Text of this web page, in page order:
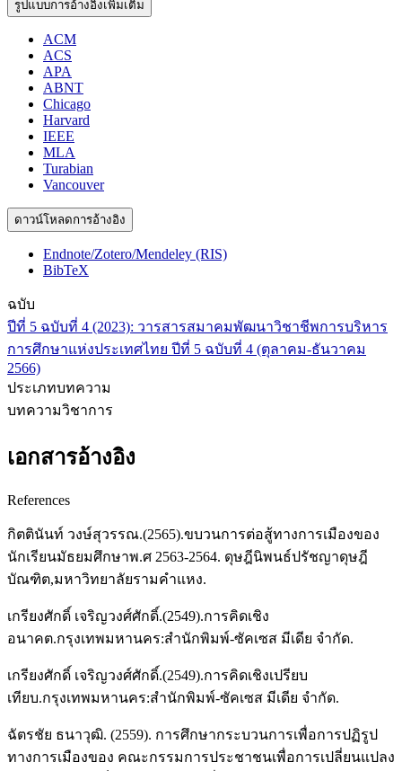
รูปแบบการอ้างอิงเพิ่มเติม
ACM
ACS
APA
ABNT
Chicago
Harvard
IEEE
MLA
Turabian
Vancouver
ดาวน์โหลดการอ้างอิง
Endnote/Zotero/Mendeley (RIS)
BibTeX
ฉบับ
ปีที่ 5 ฉบับที่ 4 (2023): วารสารสมาคมพัฒนาวิชาชีพการบริหาร
การศึกษาแห่งประเทศไทย ปีที่ 5 ฉบับที่ 4 (ตุลาคม-ธันวาคม
2566)
ประเภทบทความ
บทความวิชาการ
เอกสารอ้างอิง
References
กิตตินันท์ วงษ์สุวรรณ.(2565).ขบวนการต่อสู้ทางการเมืองของ
นักเรียนมัธยมศึกษาพ.ศ 2563-2564. ดุษฎีนิพนธ์ปรัชญาดุษฎี
บัณฑิต,มหาวิทยาลัยรามคำแหง.
เกรียงศักดิ์ เจริญวงศ์ศักดิ์.(2549).การคิดเชิง
อนาคต.กรุงเทพมหานคร:สำนักพิมพ์-ซัคเซส มีเดีย จำกัด.
เกรียงศักดิ์ เจริญวงศ์ศักดิ์.(2549).การคิดเชิงเปรียบ
เทียบ.กรุงเทพมหานคร:สำนักพิมพ์-ซัคเซส มีเดีย จำกัด.
ฉัตรชัย ธนาวุฒิ. (2559). การศึกษากระบวนการเพื่อการปฏิรูป
ทางการเมืองของ คณะกรรมการประชาชนเพื่อการเปลี่ยนแปลง